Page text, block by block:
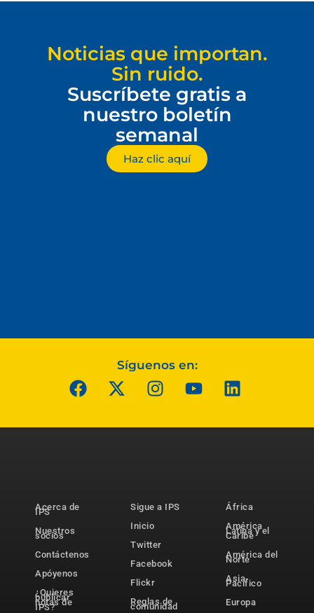
Noticias que importan.
Sin ruido.
Suscríbete gratis a
nuestro boletín
semanal
Haz clic aquí
Síguenos en:
Acerca de
IPS
Nuestros
socios
Contáctenos
Apóyenos
¿Quieres
publicar
notas de
IPS?
Sigue a IPS
Inicio
Twitter
Facebook
Flickr
Reglas de
comunidad
África
América
Latina y el
Caribe
América del
Norte
Asia-
Pacífico
Europa